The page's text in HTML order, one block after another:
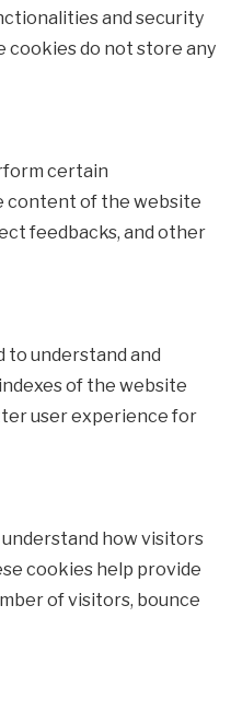
and security
cookies do not store any
certain
content of the website
feedbacks, and other
to understand and
of the website
user experience for
how visitors
cookies help provide
of visitors, bounce